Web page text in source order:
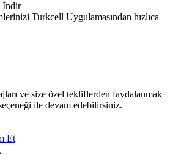
İndir
Turkcell Uygulamasından hızlıca
ve size özel tekliflerden faydalanmak
ile devam edebilirsiniz.
Et